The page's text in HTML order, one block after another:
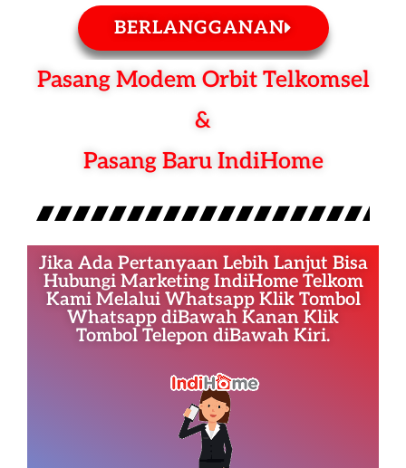
BERLANGGANAN
Pasang Modem Orbit Telkomsel
&
Pasang Baru IndiHome
Jika Ada Pertanyaan Lebih Lanjut Bisa
Hubungi Marketing IndiHome Telkom
Kami Melalui Whatsapp Klik Tombol
Whatsapp diBawah Kanan Klik
Tombol Telepon diBawah Kiri.